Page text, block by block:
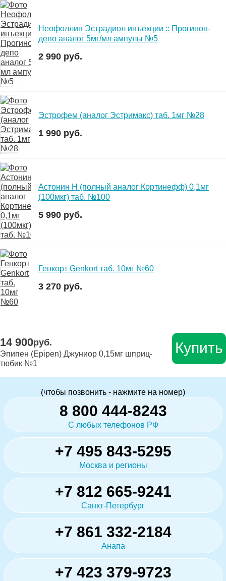
Неофоллин Эстрадиол инъекции :: Прогинон-
депо аналог 5мг/мл ампулы №5
2 990 руб.
Эстрофем (аналог Эстримакс) таб. 1мг №28
1 990 руб.
Астонин H (полный аналог Кортинефф) 0,1мг
(100мкг) таб. №100
5 990 руб.
Генкорт Genkort таб. 10мг №60
3 270 руб.
14 900руб.
Эпипен (Epipen) Джуниор 0,15мг шприц-
тюбик №1
Купить
(чтобы позвонить - нажмите на номер)
8 800 444-8243
С любых телефонов РФ
+7 495 843-5295
Москва и регионы
+7 812 665-9241
Санкт-Петербург
+7 861 332-2184
Анапа
+7 423 379-9723